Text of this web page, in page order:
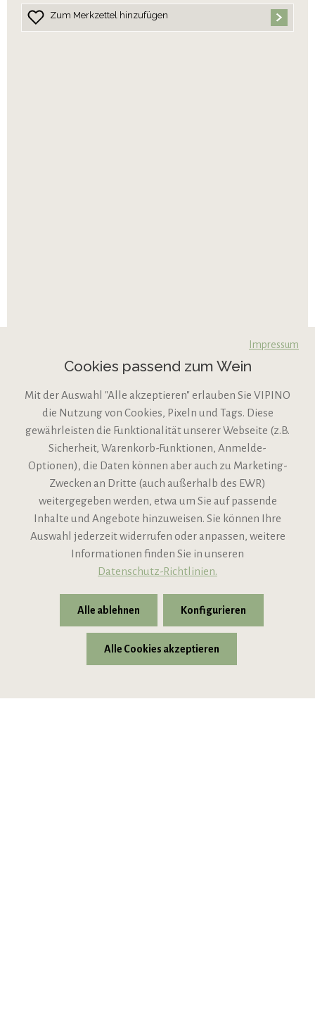
Zum Merkzettel hinzufügen
VIPINO Service
Informationen
Support
* Alle Preise inkl. gesetzl. Mehrwertsteuer zzgl.Versandkosten
Impressum
Cookies passend zum Wein
Mit der Auswahl "Alle akzeptieren" erlauben Sie VIPINO
die Nutzung von Cookies, Pixeln und Tags. Diese
gewährleisten die Funktionalität unserer Webseite (z.B.
Sicherheit, Warenkorb-Funktionen, Anmelde-
Optionen), die Daten können aber auch zu Marketing-
Zwecken an Dritte (auch außerhalb des EWR)
weitergegeben werden, etwa um Sie auf passende
Inhalte und Angebote hinzuweisen. Sie können Ihre
Auswahl jederzeit widerrufen oder anpassen, weitere
Informationen finden Sie in unseren
Datenschutz-Richtlinien.
Alle ablehnen Konfigurieren
Alle Cookies akzeptieren